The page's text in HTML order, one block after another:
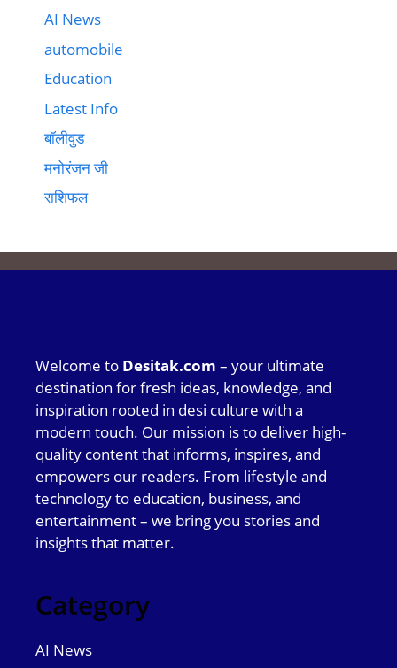
AI News
automobile
Education
Latest Info
बॉलीवुड
मनोरंजन जी
राशिफल
Welcome to Desitak.com – your ultimate
destination for fresh ideas, knowledge, and
inspiration rooted in desi culture with a
modern touch. Our mission is to deliver high-
quality content that informs, inspires, and
empowers our readers. From lifestyle and
technology to education, business, and
entertainment – we bring you stories and
insights that matter.
Category
AI News